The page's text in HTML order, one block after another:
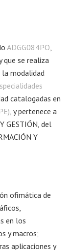
ADGG084PO
que se realiza
modalidad
catalogadas en
, y pertenece a
GESTIÓN, del
Y
ofimática de
en los
y macros;
aplicaciones y